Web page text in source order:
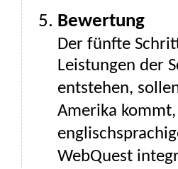
Bewertung
Der fünfte
Leistungen der
entstehen,
Amerika
WebQuest